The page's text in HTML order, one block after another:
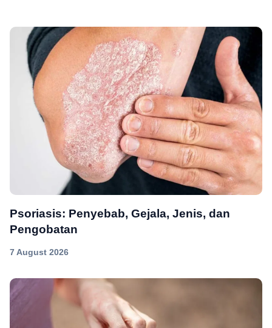
Psoriasis: Penyebab, Gejala, Jenis, dan
Pengobatan
7 August 2026